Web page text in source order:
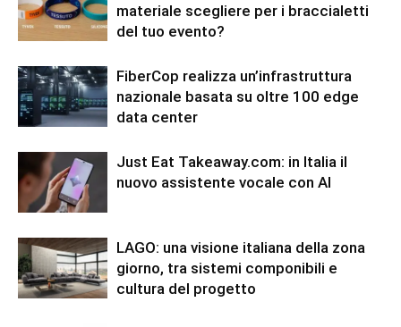
materiale scegliere per i braccialetti
del tuo evento?
FiberCop realizza un’infrastruttura
nazionale basata su oltre 100 edge
data center
Just Eat Takeaway.com: in Italia il
nuovo assistente vocale con AI
LAGO: una visione italiana della zona
giorno, tra sistemi componibili e
cultura del progetto